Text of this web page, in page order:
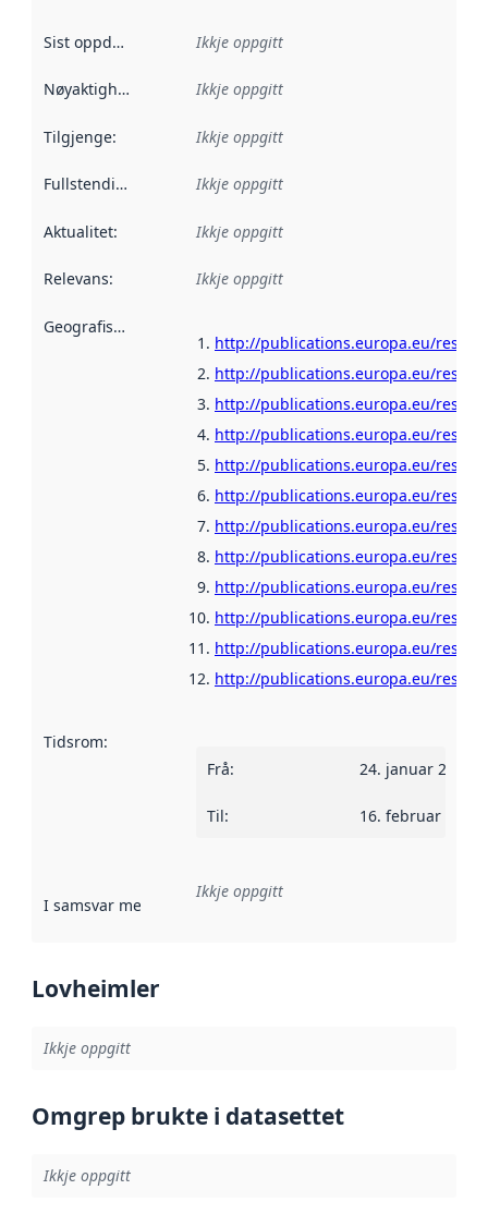
Sist oppdatert Ikkje oppgitt
Nøyaktigheit Ikkje oppgitt
Tilgjenge: Ikkje oppgitt
Fullstendigheit Ikkje oppgitt
Aktualitet: Ikkje oppgitt
Relevans: Ikkje oppgitt
Geografisk område
http://publications.europa.eu/
http://publications.europa.eu/
http://publications.europa.eu/
http://publications.europa.eu/
http://publications.europa.eu/
http://publications.europa.eu/
http://publications.europa.eu/
http://publications.europa.eu/
http://publications.europa.eu/
http://publications.europa.eu/
http://publications.europa.eu/
http://publications.europa.eu/
Tidsrom:
Frå: 24. januar 2022
Til: 16. februar 2023
I samsvar med Referanse til ei implementeringsregel eller
Ikkje oppgitt
Lovheimler
Ikkje oppgitt
Omgrep brukte i datasettet
Ikkje oppgitt